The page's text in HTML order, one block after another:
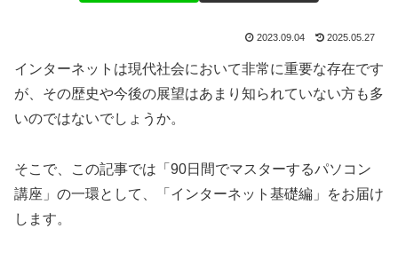
2023.09.04 2025.05.27
インターネットは現代社会において非常に重要な存在です
が、その歴史や今後の展望はあまり知られていない方も多
いのではないでしょうか。
そこで、この記事では「90日間でマスターするパソコン
講座」の一環として、「インターネット基礎編」をお届け
します。